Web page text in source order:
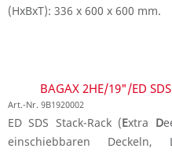
(HxBxT): 336 x 600 x 600 mm.
BAGAX 2HE/19"/ED
Art.-Nr. 9B1920002
ED SDS Stack-Rack (Extra D
einschiebbaren Deckeln,